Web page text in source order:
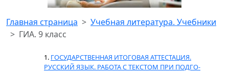
Главная страница
Учебная литература. Учебники
ГИА. 9 класс
1. ГОСУДАРСТВЕННАЯ ИТОГОВАЯ АТТЕСТАЦИЯ.
РУССКИЙ ЯЗЫК. РАБОТА С ТЕКСТОМ ПРИ ПОДГО-